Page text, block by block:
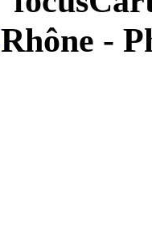
Rhône -